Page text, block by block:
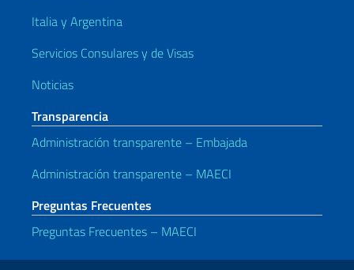
Italia y Argentina
Servicios Consulares y de Visas
Noticias
Transparencia
Administración transparente – Embajada
Administración transparente – MAECI
Preguntas Frecuentes
Preguntas Frecuentes – MAECI